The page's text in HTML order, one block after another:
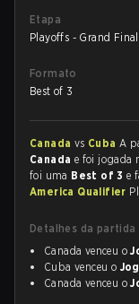
Etapa
Playoffs - Grand Final
Formato
Best of 3
Canada vs CubaA
Canada e foi jogada
foi uma Best of 3e
America Qualifier
Detalhes da partida
Canada venceu o
Cuba venceu o
Canada venceu o